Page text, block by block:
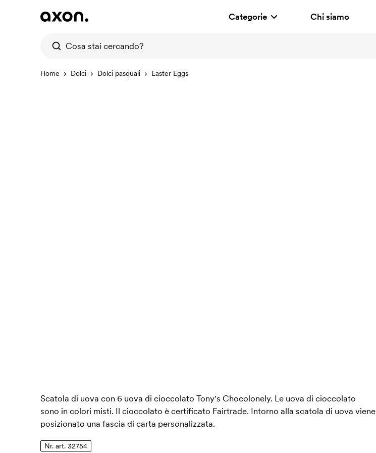
Categorie Chi siamo
Home Dolci Dolci pasquali
Easter Eggs
Scatola di uova con 6 uova di cioccolato Tony's Chocolonely. Le uova di cioccolato
sono in colori misti. Il cioccolato è certificato Fairtrade. Intorno alla scatola di uova viene
posizionato una fascia di carta personalizzata.
Nr. art. 32754